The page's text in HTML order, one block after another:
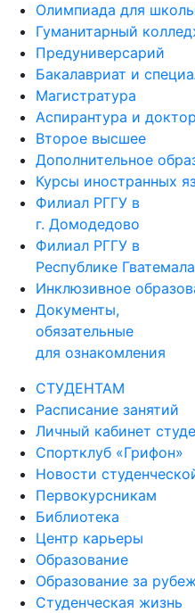
Гуманитарный
Предуниверсарий
Бакалавриат и
Магистратура
Аспирантура и
Второе высшее
Дополнительное
Курсы иностранных
Филиал РГГУ в
г. Домодедово
Филиал РГГУ в
Республике Гватемала
Инклюзивное
Документы,
обязательные
для ознакомления
Расписание занятий
Личный кабинет
Спортклуб «Грифон»
Новости
Первокурсникам
Библиотека
Центр карьеры
Образование
Образование за
Студенческая жизнь
Стипендии и